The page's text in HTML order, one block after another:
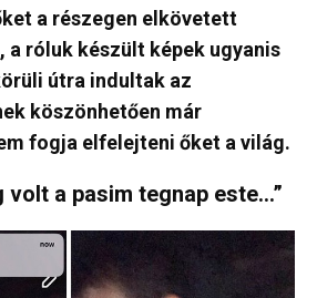
a részegen elkövetett
a róluk készült képek ugyanis
útra indultak az
köszönhetően már
fogja elfelejteni őket a világ.
volt a pasim tegnap este…”